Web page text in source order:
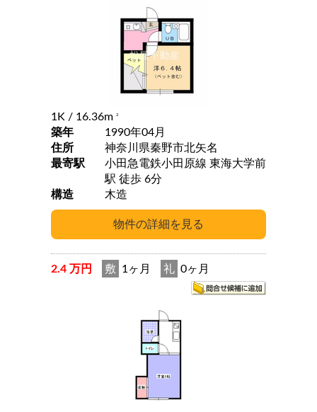
1K / 16.36m 2
築年
1990年04月
住所
神奈川県秦野市北矢名
最寄駅
小田急電鉄小田原線 東海大学前
駅 徒歩 6分
構造
木造
2.4 万円 敷 1ヶ月 礼 0ヶ月